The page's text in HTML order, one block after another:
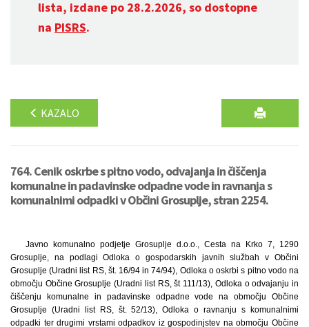
lista, izdane po 28.2.2026, so dostopne
na PISRS.
KAZALO
764. Cenik oskrbe s pitno vodo, odvajanja in čiščenja
komunalne in padavinske odpadne vode in ravnanja s
komunalnimi odpadki v Občini Grosuplje, stran 2254.
Javno komunalno podjetje Grosuplje d.o.o., Cesta na Krko 7, 1290
Grosuplje, na podlagi Odloka o gospodarskih javnih službah v Občini
Grosuplje (Uradni list RS, št. 16/94 in 74/94), Odloka o oskrbi s pitno vodo na
območju Občine Grosuplje (Uradni list RS, št 111/13), Odloka o odvajanju in
čiščenju komunalne in padavinske odpadne vode na območju Občine
Grosuplje (Uradni list RS, št. 52/13), Odloka o ravnanju s komunalnimi
odpadki ter drugimi vrstami odpadkov iz gospodinjstev na območju Občine